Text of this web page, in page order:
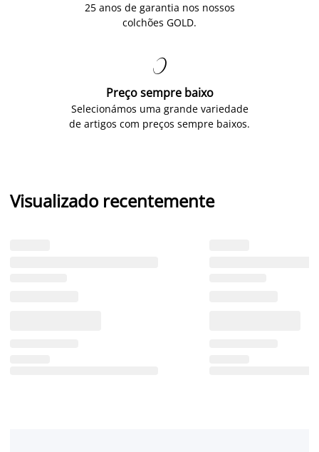
25 anos de garantia nos nossos
colchões GOLD.

Preço sempre baixo
Selecionámos uma grande variedade
de artigos com preços sempre baixos.
Visualizado recentemente